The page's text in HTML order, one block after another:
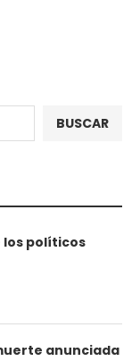
BUSCAR
los políticos
anunciada